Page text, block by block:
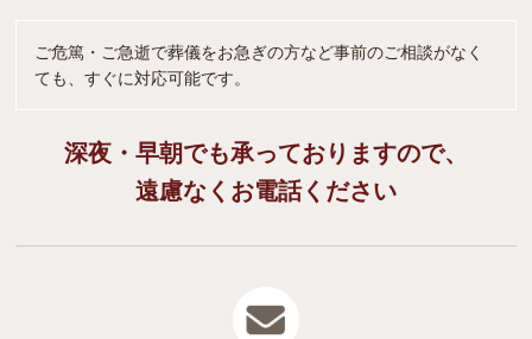
ご危篤・ご急逝で葬儀をお急ぎの方など事前のご相談がなく
ても、すぐに対応可能です。
深夜・早朝でも承っておりますので、
遠慮なくお電話ください